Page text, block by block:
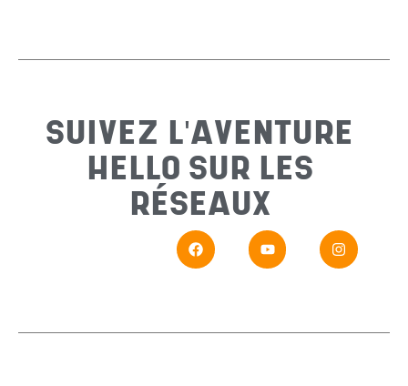
SUIVEZ L'AVENTURE
HELLO SUR LES
RÉSEAUX